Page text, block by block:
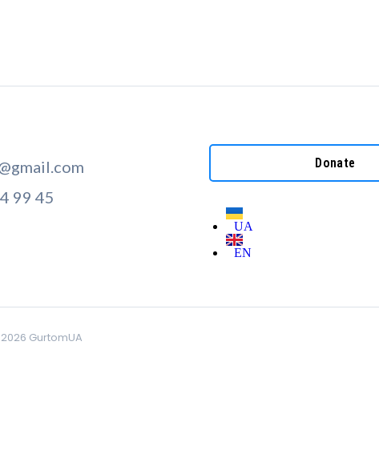
99 45
Donate
UA
EN
GurtomUA